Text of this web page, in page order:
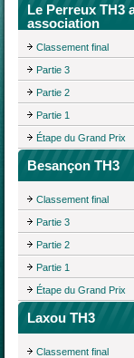
Le Perreux TH3
association
Classement final
Partie 3
Partie 2
Partie 1
Étape du Grand Prix
Besançon TH3
Classement final
Partie 3
Partie 2
Partie 1
Étape du Grand Prix
Laxou TH3
Classement final